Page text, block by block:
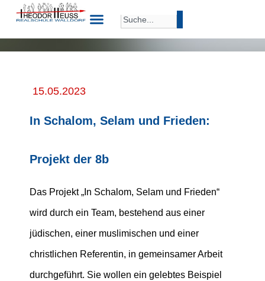
15.05.2023
In Schalom, Selam und Frieden:
Projekt der 8b
Das Projekt „In Schalom, Selam und Frieden“
wird durch ein Team, bestehend aus einer
jüdischen, einer muslimischen und einer
christlichen Referentin, in gemeinsamer Arbeit
durchgeführt. Sie wollen ein gelebtes Beispiel